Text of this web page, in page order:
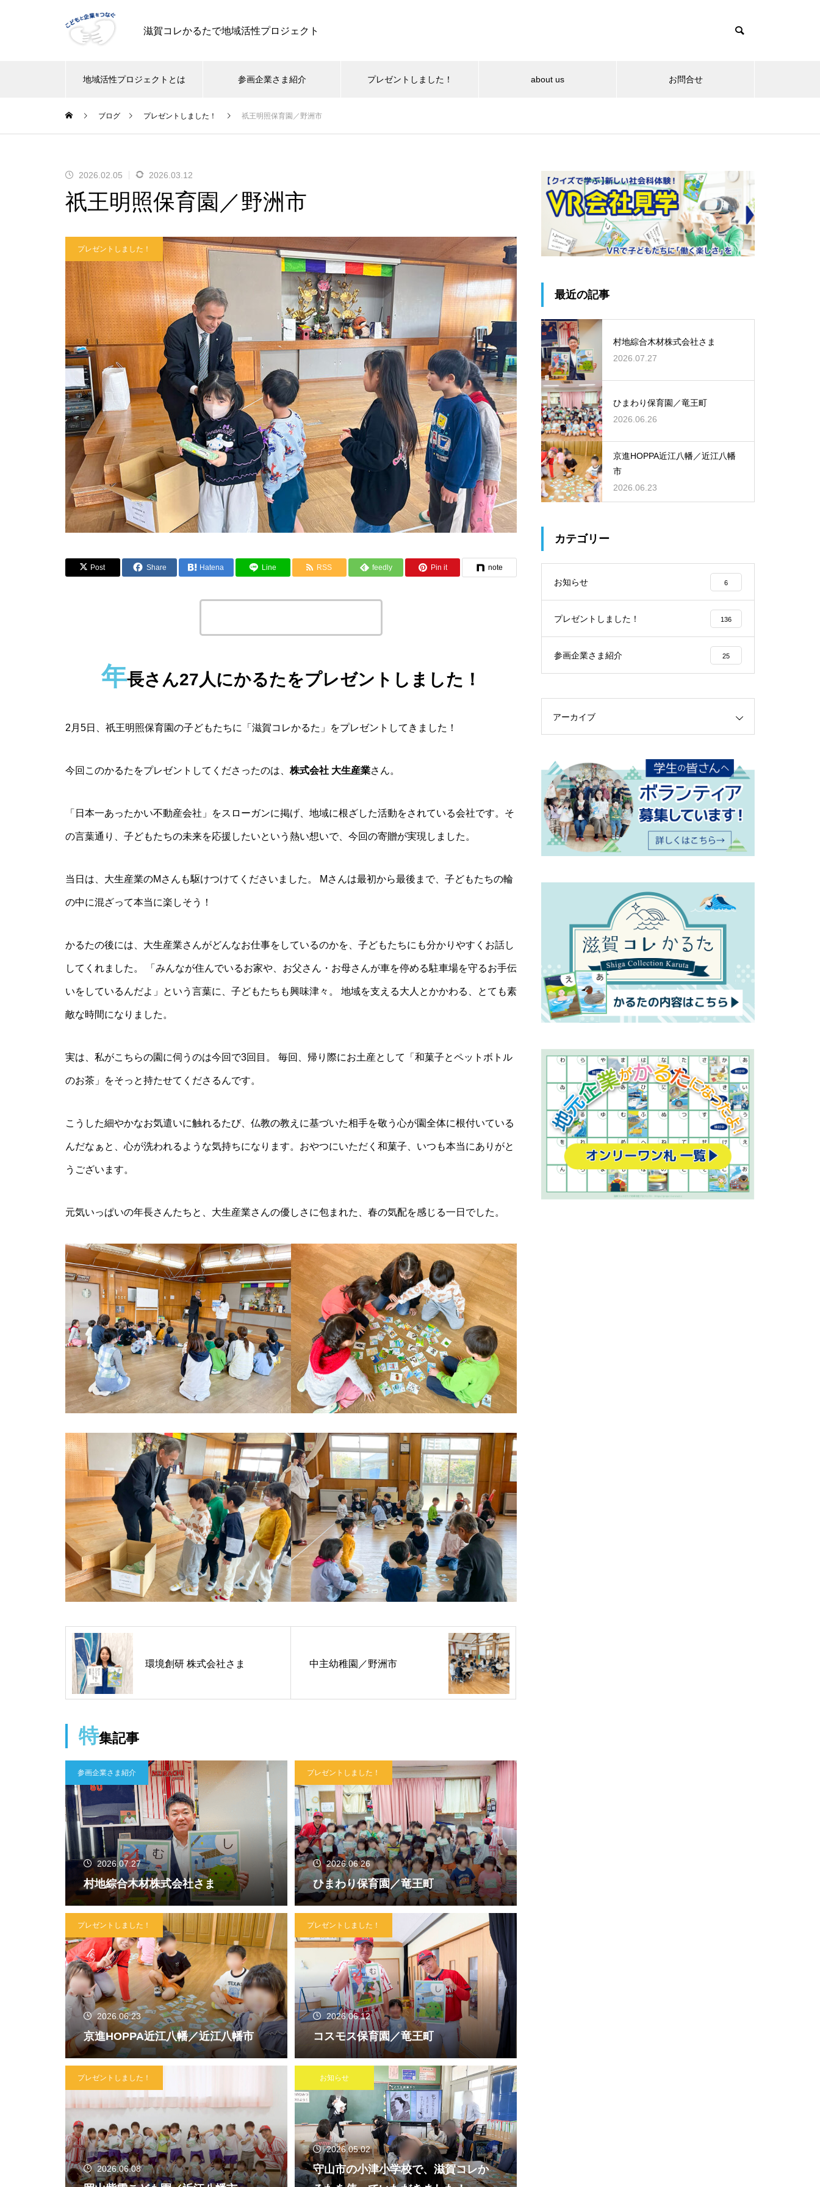
滋賀コレかるたで地域活性プロジェクト
地域活性プロジェクトとは 参画企業さま紹介 プレゼントしました！ about us お問合せ
ブログ プレゼントしました！ 祇王明照保育園／野洲市
2026.02.05 2026.03.12
祇王明照保育園／野洲市
プレゼントしました！
Post Share Hatena Line RSS feedly Pin it note
年長さん27人にかるたをプレゼントしました！
2月5日、祇王明照保育園の子どもたちに「滋賀コレかるた」をプレゼントしてきました！
今回このかるたをプレゼントしてくださったのは、 株式会社 大生産業さん。
「日本一あったかい不動産会社」をスローガンに掲げ、地域に根ざした活動をされている会社です。そ
の言葉通り、子どもたちの未来を応援したいという熱い想いで、今回の寄贈が実現しました。
当日は、大生産業のMさんも駆けつけてくださいました。 Mさんは最初から最後まで、子どもたちの輪
の中に混ざって本当に楽しそう！
かるたの後には、大生産業さんがどんなお仕事をしているのかを、子どもたちにも分かりやすくお話し
してくれました。 「みんなが住んでいるお家や、お父さん・お母さんが車を停める駐車場を守るお手伝
いをしているんだよ」という言葉に、子どもたちも興味津々。 地域を支える大人とかかわる、とても素
敵な時間になりました。
実は、私がこちらの園に伺うのは今回で3回目。 毎回、帰り際にお土産として「和菓子とペットボトル
のお茶」をそっと持たせてくださるんです。
こうした細やかなお気遣いに触れるたび、仏教の教えに基づいた相手を敬う心が園全体に根付いている
んだなぁと、心が洗われるような気持ちになります。おやつにいただく和菓子、いつも本当にありがと
うございます。
元気いっぱいの年長さんたちと、大生産業さんの優しさに包まれた、春の気配を感じる一日でした。
環境創研 株式会社さま 中主幼稚園／野洲市
特集記事
参画企業さま紹介
2026.07.27
村地綜合木材株式会社さま
プレゼントしました！
2026.06.26
ひまわり保育園／竜王町
プレゼントしました！
2026.06.23
京進HOPPA近江八幡／近江八幡市
プレゼントしました！
2026.06.12
コスモス保育園／竜王町
プレゼントしました！
2026.06.08
お知らせ
2026.05.02
守山市の小津小学校で、滋賀コレか
最近の記事
村地綜合木材株式会社さま
2026.07.27
ひまわり保育園／竜王町
2026.06.26
京進HOPPA近江八幡／近江八幡
市
2026.06.23
カテゴリー
お知らせ 6
プレゼントしました！ 136
参画企業さま紹介 25
アーカイブ